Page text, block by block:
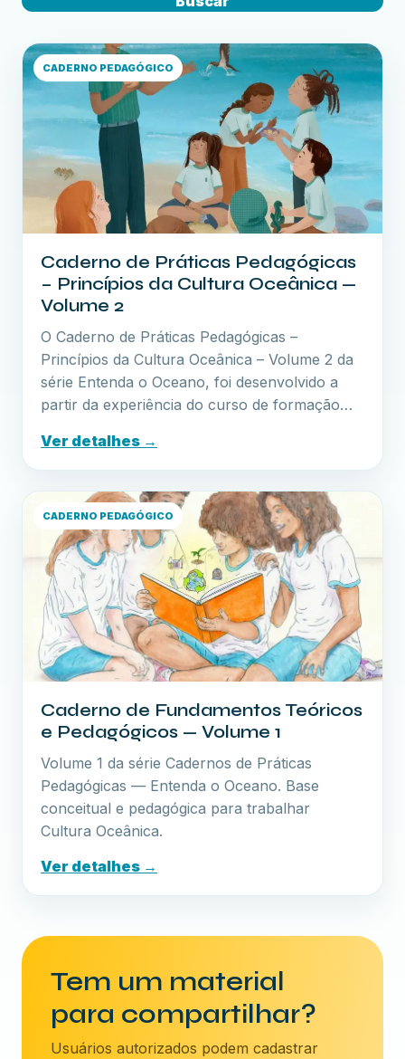
CADERNO PEDAGÓGICO
Caderno de Práticas Pedagógicas
– Princípios da Cultura Oceânica —
Volume 2
O Caderno de Práticas Pedagógicas –
Princípios da Cultura Oceânica – Volume 2 da
série Entenda o Oceano, foi desenvolvido a
partir da experiência do curso de formação…
Ver detalhes →
CADERNO PEDAGÓGICO
Caderno de Fundamentos Teóricos
e Pedagógicos — Volume 1
Volume 1 da série Cadernos de Práticas
Pedagógicas — Entenda o Oceano. Base
conceitual e pedagógica para trabalhar
Cultura Oceânica.
Ver detalhes →
Tem um material
para compartilhar?
Usuários autorizados podem cadastrar